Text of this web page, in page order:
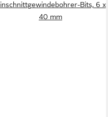
Bits, 6 x
40 mm